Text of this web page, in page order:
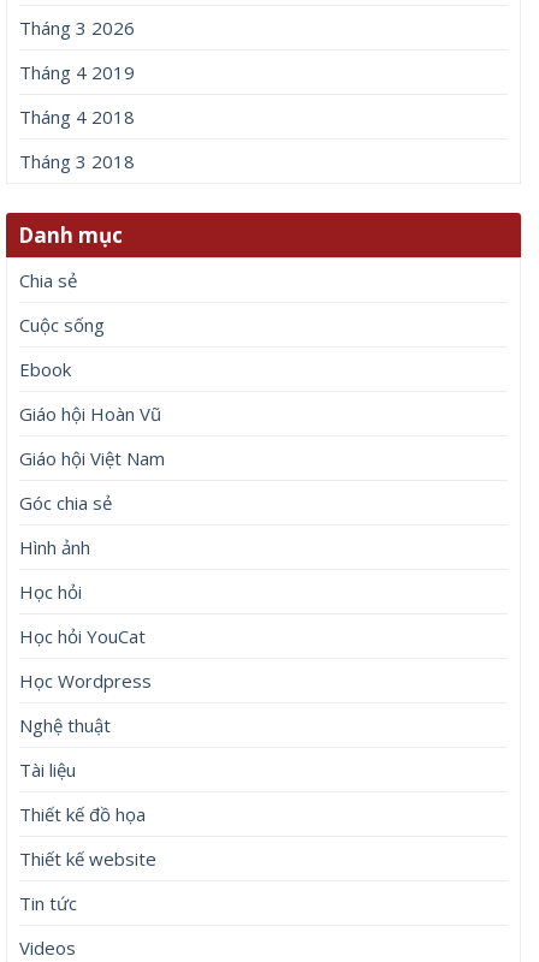
Tháng 3 2026
Tháng 4 2019
Tháng 4 2018
Tháng 3 2018
Danh mục
Chia sẻ
Cuộc sống
Ebook
Giáo hội Hoàn Vũ
Giáo hội Việt Nam
Góc chia sẻ
Hình ảnh
Học hỏi
Học hỏi YouCat
Học Wordpress
Nghệ thuật
Tài liệu
Thiết kế đồ họa
Thiết kế website
Tin tức
Videos